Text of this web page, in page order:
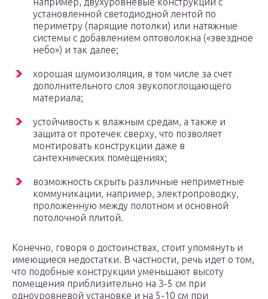
установленной светодиодной лентой по
периметру (парящие потолки) или натяжные
системы с добавлением оптоволокна («звездное
небо») и так далее;
хорошая шумоизоляция, в том числе за счет
дополнительного слоя звукопоглощающего
материала;
устойчивость к влажным средам, а также и
защита от протечек сверху, что позволяет
монтировать конструкции даже в
сантехнических помещениях;
возможность скрыть различные неприметные
коммуникации, например, электропроводку,
проложенную между полотном и основной
потолочной плитой.
Конечно, говоря о достоинствах, стоит упомянуть и
имеющиеся недостатки. В частности, речь идет о том,
что подобные конструкции уменьшают высоту
помещения приблизительно на 3-5 см при
одноуровневой установке и на 5-10 см при